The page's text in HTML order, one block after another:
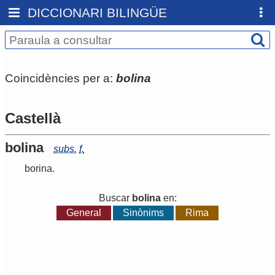
DICCIONARI BILINGÜE
Coincidències per a: bolina
Castellà
bolina subs. f.
borina.
Buscar bolinaen:
General
Sinònims Rima